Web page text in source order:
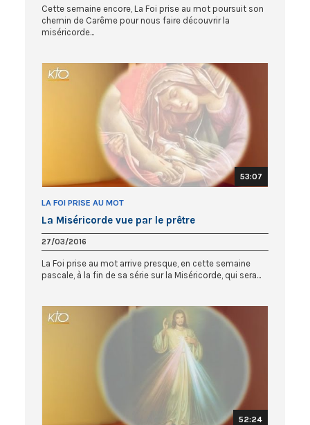
Cette semaine encore, La Foi prise au mot poursuit son
chemin de Carême pour nous faire découvrir la
miséricorde...
53:07
LA FOI PRISE AU MOT
La Miséricorde vue par le prêtre
27/03/2016
La Foi prise au mot arrive presque, en cette semaine
pascale, à la fin de sa série sur la Miséricorde, qui sera...
52:24